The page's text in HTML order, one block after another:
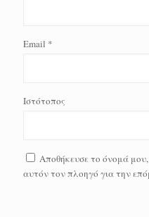
Email *
Ιστότοπος
Αποθήκευσε το όνομά
αυτόν τον πλοηγό για την